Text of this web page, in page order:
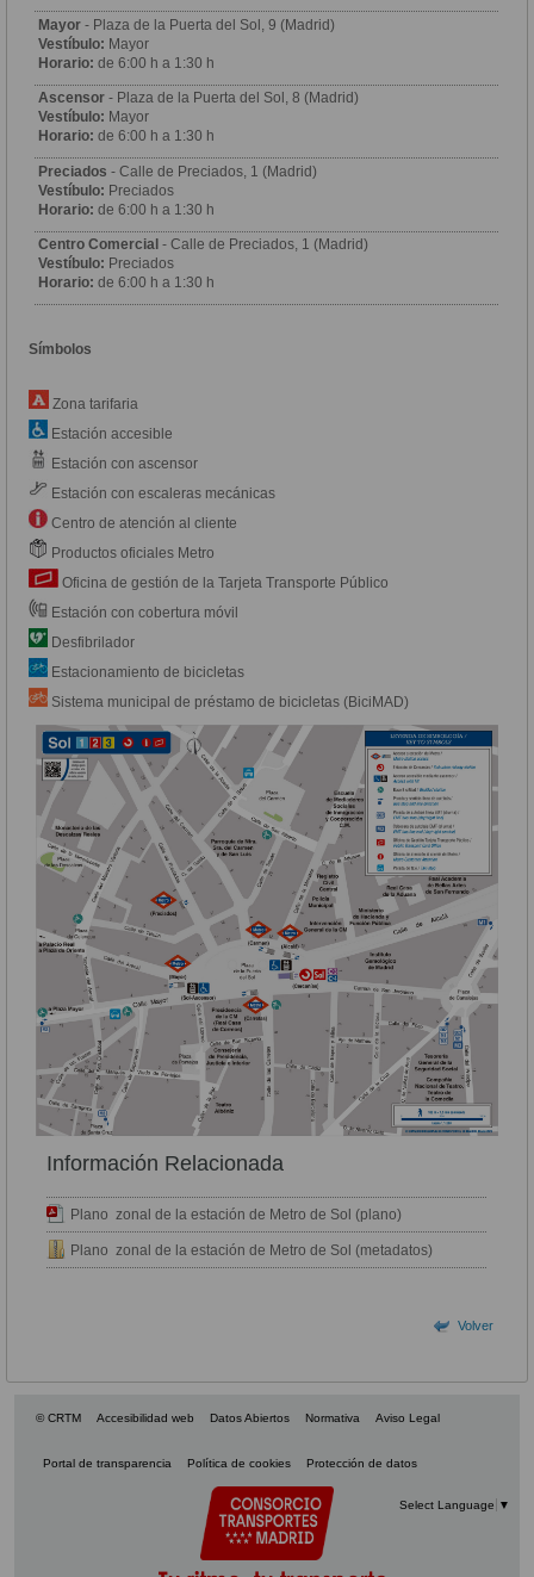
Mayor - Plaza de la Puerta del Sol, 9 (Madrid)
Vestíbulo: Mayor
Horario: de 6:00 h a 1:30 h
Ascensor - Plaza de la Puerta del Sol, 8 (Madrid)
Vestíbulo: Mayor
Horario: de 6:00 h a 1:30 h
Preciados - Calle de Preciados, 1 (Madrid)
Vestíbulo: Preciados
Horario: de 6:00 h a 1:30 h
Centro Comercial - Calle de Preciados, 1 (Madrid)
Vestíbulo: Preciados
Horario: de 6:00 h a 1:30 h
Símbolos
Zona tarifaria
Estación accesible
Estación con ascensor
Estación con escaleras mecánicas
Centro de atención al cliente
Productos oficiales Metro
Oficina de gestión de la Tarjeta Transporte Público
Estación con cobertura móvil
Desfibrilador
Estacionamiento de bicicletas
Sistema municipal de préstamo de bicicletas (BiciMAD)
Información Relacionada
Plano zonal de la estación de Metro de Sol (plano)
Plano zonal de la estación de Metro de Sol (metadatos)
Volver
© CRTM Accesibilidad web Datos Abiertos Normativa Aviso Legal
Portal de transparencia Política de cookies Protección de datos
Select Language ▼